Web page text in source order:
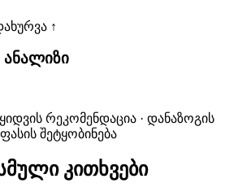
↑
ანალიზი
რეკომენდაცია · დანაზოგის
შეტყობინება
კითხვები